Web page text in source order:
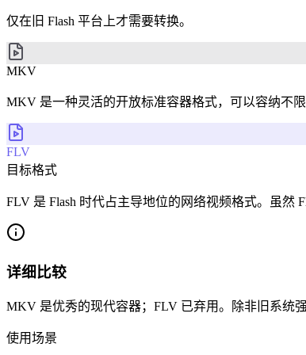
仅在旧 Flash 平台上才需要转换。
MKV
MKV 是一种灵活的开放标准容器格式，可以容纳不
FLV
目标格式
FLV 是 Flash 时代占主导地位的网络视频格式。虽然
详细比较
MKV 是优秀的现代容器；FLV 已弃用。除非旧系统强
使用场景